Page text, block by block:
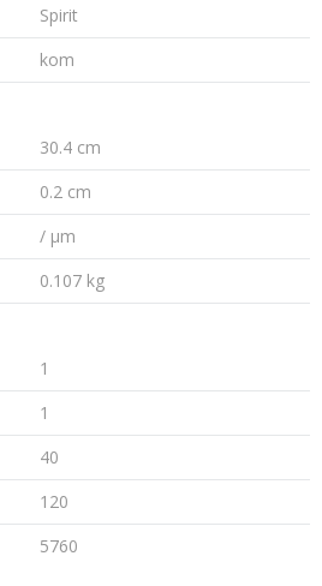
Spirit
kom
30.4 cm
0.2 cm
/ µm
0.107 kg
1
1
40
120
5760